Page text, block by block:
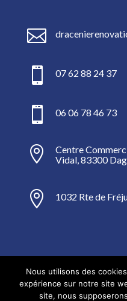

 07 62 88 24 37
 06 06 78 46 73

Centre
Vidal, 83300
 1032 Rte de
Politique de
Nous utilisons des
expérience sur notre site
site, nous